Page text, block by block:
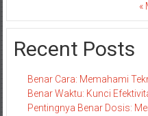
«
Recent Posts
Benar Cara: Memahami
Benar Waktu: Kunci
Pentingnya Benar Dosis: